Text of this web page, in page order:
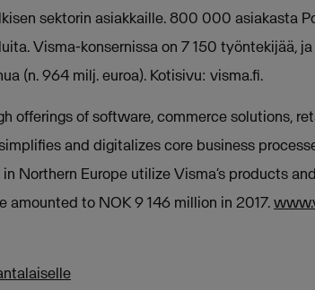
sektorin asiakkaille. 800 000 asiakasta
Visma-konsernissa on 7 150 työntekijää,
(n. 964 milj. euroa). Kotisivu: visma.fi.
offerings of software, commerce solutions,
and digitalizes core business
Northern Europe utilize Visma’s products
amounted to NOK 9 146 million in 2017.